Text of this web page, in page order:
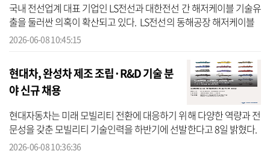
국내 전선업계 대표 기업인 LS전선과 대한전선 간 해저케이블 기술유
출을 둘러싼 의혹이 확산되고 있다. LS전선의 동해공장 해저케이블
공장 설계기술 유출 의혹을 수사해 온 경찰은 최근 수사를 마무리하
2026-06-08 10:45:15
현대차, 완성차 제조 조립·R&D 기술 분
야 신규 채용
현대자동차는 미래 모빌리티 전환에 대응하기 위해 다양한 역량과 전
문성을 갖춘 모빌리티 기술인력을 하반기에 선발한다고 8일 밝혔다.
이번 채용에서는 △국내 자동차 생산공장 내 완성차 제조 조립
2026-06-08 10:36:36